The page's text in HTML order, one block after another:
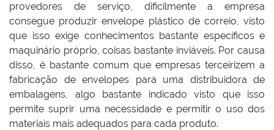
provedores de serviço, dificilmente a empresa
consegue produzir envelope plástico de correio, visto
que isso exige conhecimentos bastante específicos e
maquinário próprio, coisas bastante inviáveis. Por causa
disso, é bastante comum que empresas terceirizem a
fabricação de envelopes para uma distribuidora de
embalagens, algo bastante indicado visto que isso
permite suprir uma necessidade e permitir o uso dos
materiais mais adequados para cada produto.